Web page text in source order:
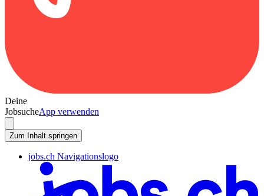
Deine
JobsucheApp verwenden
Zum Inhalt springen
jobs.ch Navigationslogo